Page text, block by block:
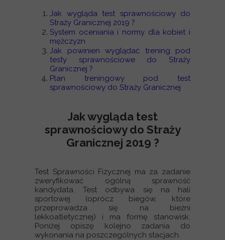
Jak wygląda test sprawnościowy do
Straży Granicznej 2019 ?
System oceniania i normy dla kobiet i
mężczyzn
Jak powinien wyglądać trening pod
testy sprawnościowe do Straży
Granicznej ?
Plan treningowy pod test
sprawnościowy do Straży Granicznej
Jak wygląda test
sprawnościowy do Straży
Granicznej 2019 ?
Test Sprawności Fizycznej ma za zadanie
zweryfikować ogólną sprawność
kandydata. Test odbywa się na hali
sportowej (oprócz biegów, które
przeprowadza się na bieżni
lekkoatletycznej) i ma formę stanowisk.
Poniżej opiszę kolejno zadania do
wykonania na poszczególnych stacjach.